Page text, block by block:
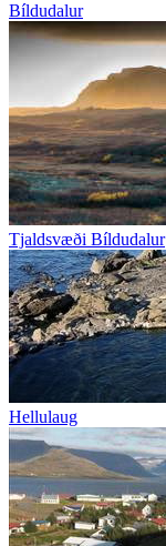
Bíldudalur
Tjaldsvæði Bíldudalur
Hellulaug